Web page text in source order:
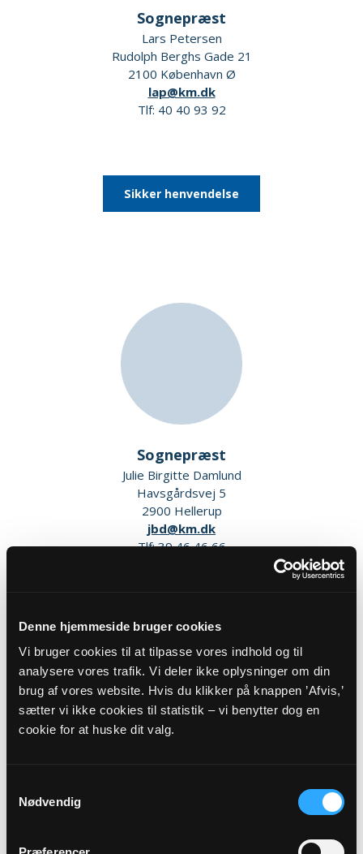
Denne hjemmeside bruger cookies
Vi bruger cookies til at tilpasse vores indhold og til
analysere vores trafik. Vi deler ikke oplysninger om din
brug af vores website. Hvis du klikker på knappen ’Afvis,’
sætter vi ikke cookies til statistik – vi benytter dog en
cookie for at huske dit valg.
Nødvendig
Sognepræst
Lars Petersen
Rudolph Berghs Gade 21
2100 København Ø
lap@km.dk
Tlf: 40 40 93 92
Sikker henvendelse
Sognepræst
Julie Birgitte Damlund
Havsgårdsvej 5
2900 Hellerup
jbd@km.dk
Tlf: 39 46 46 66
ANDRE